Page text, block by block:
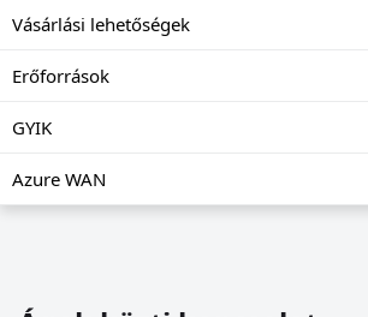
Vásárlási lehetőségek
Erőforrások
GYIK
Azure WAN